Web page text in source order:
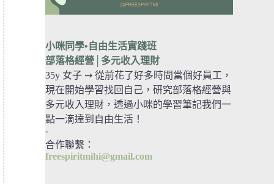
小咪同學•自由生活實踐班
部落格經營 │多元收入理財
35y 女子 ⇝ 從前花了好多時間當個好員工，
現在開始學習找回自己，研究部落格經營與
多元收入理財，透過小咪的學習筆記我們一
點一滴達到自由生活！
-
合作聯繫：
freespiritmihi@gmail.com